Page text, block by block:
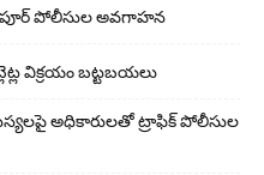
పోలీసుల అవగాహన
విక్రయం బట్టబయలు
అధికారులతో ట్రాఫిక్ పోలీసుల